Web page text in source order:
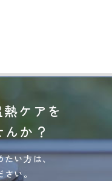
ケアを
か？
たい方は、
い。